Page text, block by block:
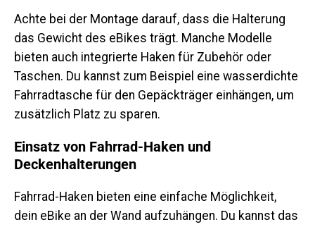
Achte bei der Montage darauf, dass die Halterung
das Gewicht des eBikes trägt. Manche Modelle
bieten auch integrierte Haken für Zubehör oder
Taschen. Du kannst zum Beispiel eine wasserdichte
Fahrradtasche für den Gepäckträger einhängen, um
zusätzlich Platz zu sparen.
Einsatz von Fahrrad-Haken und
Deckenhalterungen
Fahrrad-Haken bieten eine einfache Möglichkeit,
dein eBike an der Wand aufzuhängen. Du kannst das